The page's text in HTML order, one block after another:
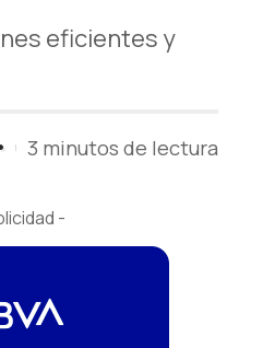
eficientes y
3 minutos de lectura
-